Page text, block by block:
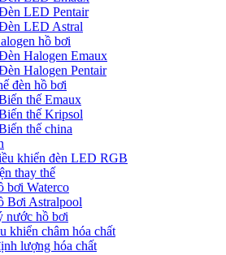
LED Pentair
LED Astral
hồ bơi
Halogen Emaux
Halogen Pentair
đèn hồ bơi
thế Emaux
thế Kripsol
thế china
khiển đèn LED RGB
thay thế
bơi Waterco
Bơi Astralpool
nước hồ bơi
khiển châm hóa chất
lượng hóa chất